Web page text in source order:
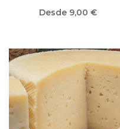
Desde 9,00€